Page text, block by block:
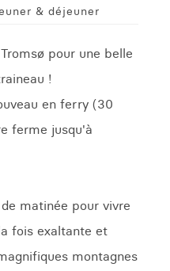
& déjeuner
pour une belle
!
en ferry (30
ferme jusqu'à
matinée pour vivre
fois exaltante et
montagnes